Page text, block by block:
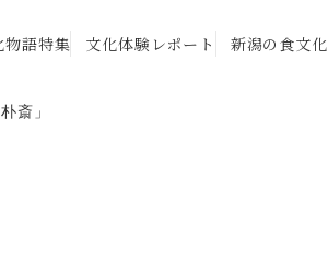
物語特集 文化体験レポート 新潟の食文化
斎」